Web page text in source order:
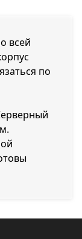
всей
по